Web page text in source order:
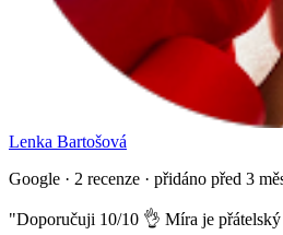
Lenka Bartošová
Google · 2 recenze · přidáno před 3
"Doporučuji 10/10 👌 Míra je